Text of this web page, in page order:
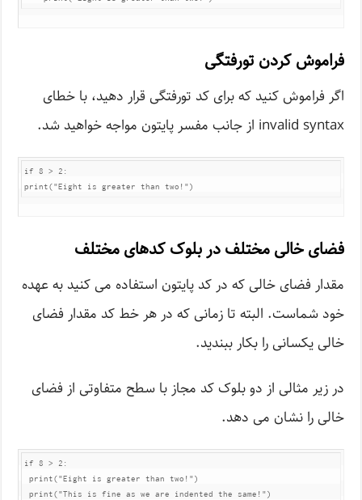
فراموش کردن تورفتگی
اگر فراموش کنید که برای کد تورفتگی قرار دهید، با خطای
invalid syntax از جانب مفسر پایتون مواجه خواهید شد.
if 8 > 2:
print("Eight is greater than two!")
فضای خالی مختلف در بلوک کدهای مختلف
مقدار فضای خالی که در کد پایتون استفاده می کنید به عهده
خود شماست. البته تا زمانی که در هر خط کد مقدار فضای
خالی یکسانی را بکار ببندید.
در زیر مثالی از دو بلوک کد مجاز با سطح متفاوتی از فضای
خالی را نشان می دهد.
if 8 > 2:
print("Eight is greater than two!")
print("This is fine as we are indented the same!")